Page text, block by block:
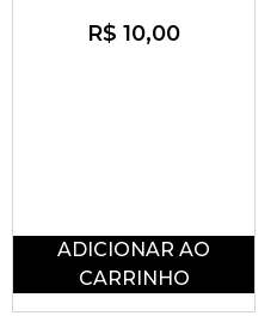
R$ 10,00
ADICIONAR AO
CARRINHO